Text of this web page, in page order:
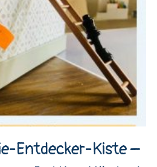
Entdecker-Kiste –